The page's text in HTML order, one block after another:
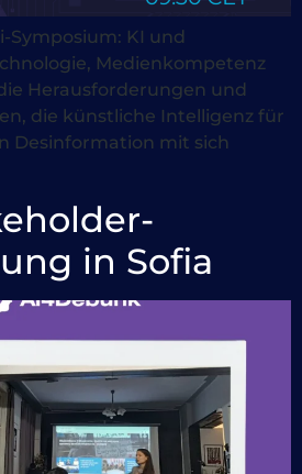
Symposium: KI und
Medienkompetenz
Herausforderungen und
die künstliche Intelligenz für
Desinformation mit sich
in Sofia